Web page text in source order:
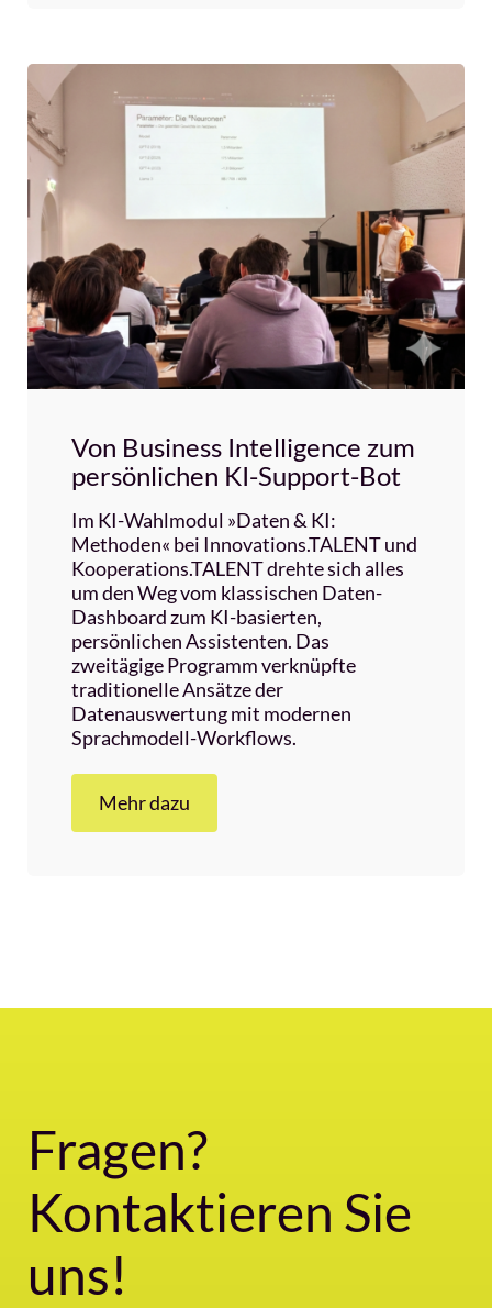
Von Business Intelligence zum
persönlichen KI-Support-Bot
Im KI-Wahlmodul »Daten & KI:
Methoden« bei Innovations.TALENT und
Kooperations.TALENT drehte sich alles
um den Weg vom klassischen Daten-
Dashboard zum KI-basierten,
persönlichen Assistenten. Das
zweitägige Programm verknüpfte
traditionelle Ansätze der
Datenauswertung mit modernen
Sprachmodell-Workflows.
Mehr dazu
Fragen?
Kontaktieren Sie
uns!